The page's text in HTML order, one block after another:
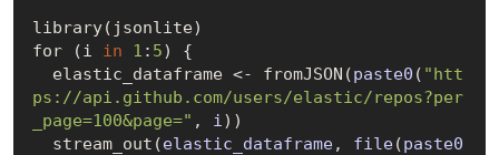
library(jsonlite)
for (i in 1 : 5) {
  elastic_dataframe <- from
JSON(paste0 ( "htt
ps://api.github.com/users/elastic/repos?per
_page=100&page=" , i) )
  stream
_out(elastic_dataframe, file(paste0